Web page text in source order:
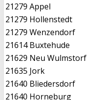
21279 Appel
21279 Hollenstedt
21279 Wenzendorf
21614 Buxtehude
21629 Neu Wulmstorf
21635 Jork
21640 Bliedersdorf
21640 Horneburg